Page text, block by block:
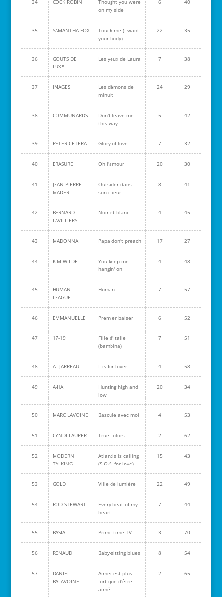
34 COCK ROBIN
Thought you were
on my side
6 40
35 SAMANTHA FOX
Touch me (I want
your body)
22 35
36
GOUTS DE
LUXE
Les yeux de Laura 7 38
37 IMAGES
Les démons de
minuit
24 29
38 COMMUNARDS
Don't leave me
this way
5 42
39 PETER CETERA Glory of love 7 32
40 ERASURE Oh l'amour 20 30
41
JEAN-PIERRE
MADER
Outsider dans
son coeur
8 41
42
BERNARD
LAVILLIERS
Noir et blanc 4 45
43 MADONNA Papa don't preach 17 27
44 KIM WILDE
You keep me
hangin' on
4 48
45
HUMAN
LEAGUE
Human 7 57
46 EMMANUELLE Premier baiser 6 52
47 17-19
Fille d'Italie
(bambina)
7 51
48 AL JARREAU L is for lover 4 58
49 A-HA
Hunting high and
low
20 34
50 MARC LAVOINE Bascule avec moi 4 53
51 CYNDI LAUPER True colors 2 62
52
MODERN
TALKING
Atlantis is calling
(S.O.S. for love)
15 43
53 GOLD Ville de lumière 22 49
54 ROD STEWART
Every beat of my
heart
7 44
55 BASIA Prime time TV 3 70
56 RENAUD Baby-sitting blues 8 54
57
DANIEL
BALAVOINE
Aimer est plus
fort que d'être
aimé
2 65